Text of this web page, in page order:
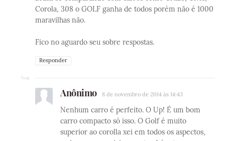
Corola, 308 o GOLF ganha de todos porém não é 1000
maravilhas não.
Fico no aguardo seu sobre respostas.
Responder
Anônimo 8 de novembro de 2014 às 14:43
Nenhum carro é perfeito. O Up! É um bom
carro compacto só isso. O Golf é muito
superior ao corolla xei em todos os aspectos,